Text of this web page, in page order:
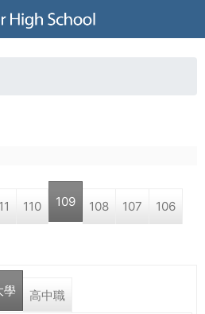
to navigation
110 109 108 107 106
學 高中職